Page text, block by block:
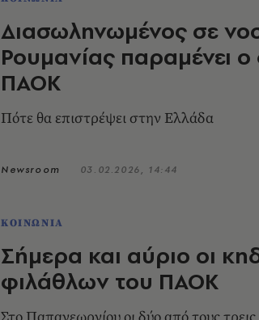
Διασωληνωμένος σε
Ρουμανίας παραμένει
ΠΑΟΚ
Πότε θα επιστρέψει στην Ελλάδα
Newsroom 03.02.2026, 14:44
ΚΟΙΝΩΝΙΑ
Σήμερα και αύριο οι
φιλάθλων του ΠΑΟΚ